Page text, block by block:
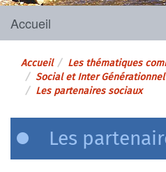
Accueil
Accueil
Les thématiques
Social et Inter Générationnel
Les partenaires sociaux
Les